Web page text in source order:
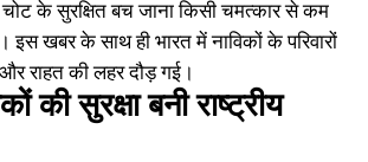
चोट के सुरक्षित बच जाना किसी चमत्कार से कम
इस खबर के साथ ही भारत में नाविकों के परिवारों
राहत की लहर दौड़ गई।
की सुरक्षा बनी राष्ट्रीय